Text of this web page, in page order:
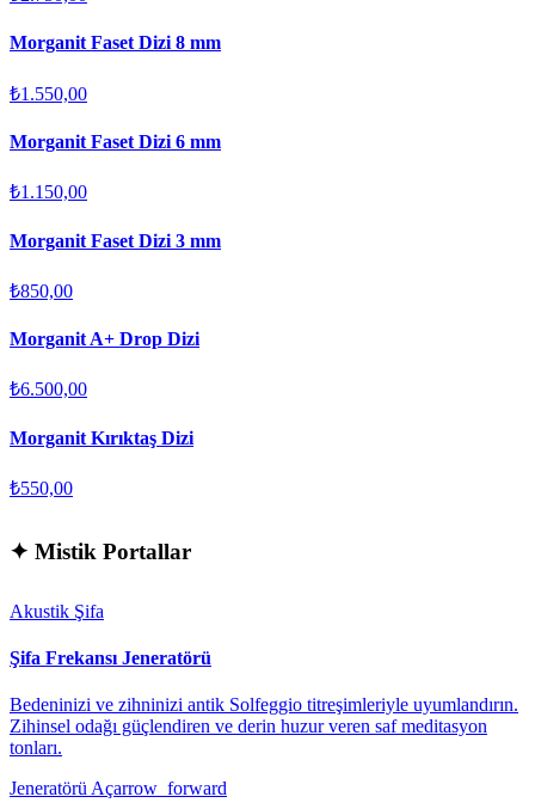
Morganit Faset Dizi 8 mm
₺1.550,00
Morganit Faset Dizi 6 mm
₺1.150,00
Morganit Faset Dizi 3 mm
₺850,00
Morganit A+ Drop Dizi
₺6.500,00
Morganit Kırıktaş Dizi
₺550,00
✦ Mistik Portallar
Akustik Şifa
Şifa Frekansı Jeneratörü
Bedeninizi ve zihninizi antik Solfeggio titreşimleriyle uyumlandırın.
Zihinsel odağı güçlendiren ve derin huzur veren saf meditasyon
tonları.
Jeneratörü Açarrow_forward